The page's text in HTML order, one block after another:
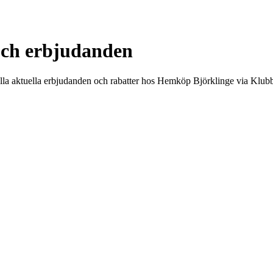
erbjudanden
aktuella erbjudanden och rabatter hos Hemköp Björklinge via